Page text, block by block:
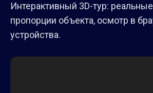
Интерактивный 3D-тур:
пропорции объекта, осмотр в
устройства.